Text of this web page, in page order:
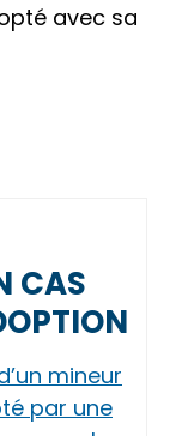
avec sa
CAS
mineur
par une